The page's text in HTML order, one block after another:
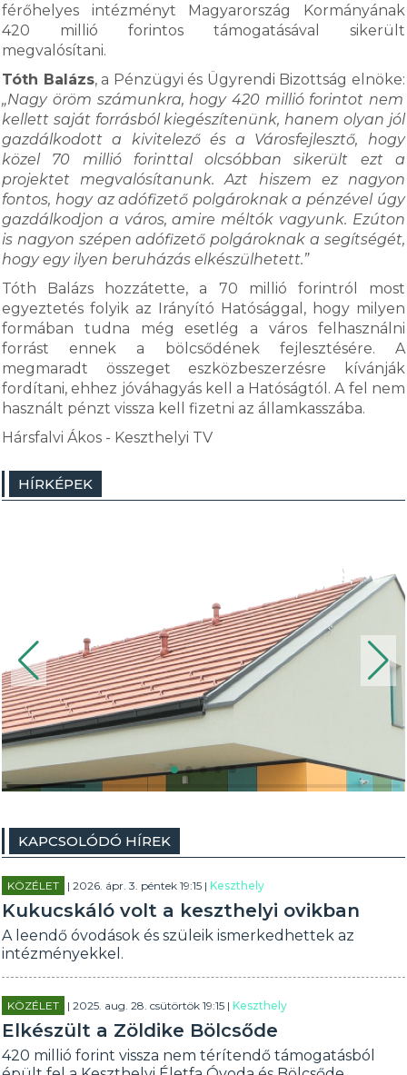
férőhelyes intézményt Magyarország Kormányának
420 millió forintos támogatásával sikerült
megvalósítani.
Tóth Balázs, a Pénzügyi és Ügyrendi Bizottság elnöke:
„Nagy öröm számunkra, hogy 420 millió forintot nem
kellett saját forrásból kiegészítenünk, hanem olyan jól
gazdálkodott a kivitelező és a Városfejlesztő, hogy
közel 70 millió forinttal olcsóbban sikerült ezt a
projektet megvalósítanunk. Azt hiszem ez nagyon
fontos, hogy az adófizető polgároknak a pénzével úgy
gazdálkodjon a város, amire méltók vagyunk. Ezúton
is nagyon szépen adófizető polgároknak a segítségét,
hogy egy ilyen beruházás elkészülhetett.”
Tóth Balázs hozzátette, a 70 millió forintról most
egyeztetés folyik az Irányító Hatósággal, hogy milyen
formában tudna még esetlég a város felhasználni
forrást ennek a bölcsődének fejlesztésére. A
megmaradt összeget eszközbeszerzésre kívánják
fordítani, ehhez jóváhagyás kell a Hatóságtól. A fel nem
használt pénzt vissza kell fizetni az államkasszába.
Hársfalvi Ákos - Keszthelyi TV
HÍRKÉPEK
KAPCSOLÓDÓ HÍREK
KÖZÉLET | 2026. ápr. 3. péntek 19:15 |Keszthely
Kukucskáló volt a keszthelyi ovikban
A leendő óvodások és szüleik ismerkedhettek az
intézményekkel.
KÖZÉLET | 2025. aug. 28. csütörtök 19:15 |Keszthely
Elkészült a Zöldike Bölcsőde
420 millió forint vissza nem térítendő támogatásból